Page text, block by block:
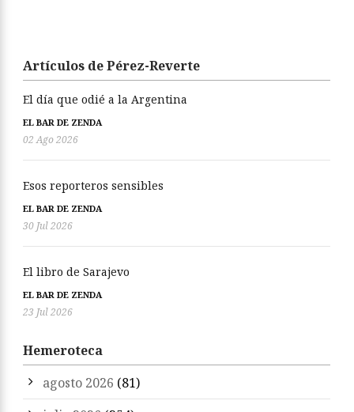
Artículos de Pérez-Reverte
El día que odié a la Argentina
EL BAR DE ZENDA
02 Ago 2026
Esos reporteros sensibles
EL BAR DE ZENDA
30 Jul 2026
El libro de Sarajevo
EL BAR DE ZENDA
23 Jul 2026
Hemeroteca
agosto 2026 (81)